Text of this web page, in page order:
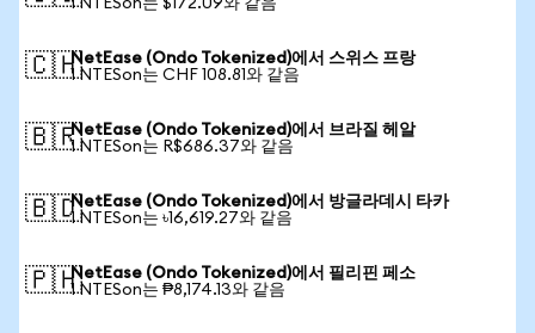
1 NTESon는 $172.09와 같음
🇨🇭NetEase (Ondo Tokenized)에서 스위스 프랑
1 NTESon는 CHF 108.81와 같음
🇧🇷NetEase (Ondo Tokenized)에서 브라질 헤알
1 NTESon는 R$686.37와 같음
🇧🇩NetEase (Ondo Tokenized)에서 방글라데시 타카
1 NTESon는 ৳16,619.27와 같음
🇵🇭NetEase (Ondo Tokenized)에서 필리핀 페소
1 NTESon는 ₱8,174.13와 같음